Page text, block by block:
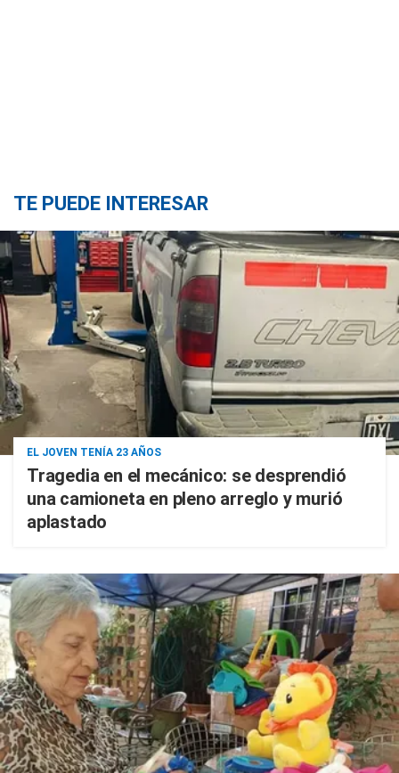
TE PUEDE INTERESAR
EL JOVEN TENÍA 23 AÑOS
Tragedia en el mecánico: se desprendió
una camioneta en pleno arreglo y murió
aplastado